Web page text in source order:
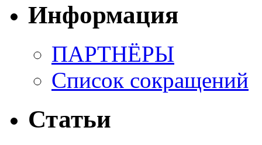
Информация
ПАРТНЁРЫ
Список сокращений
Статьи